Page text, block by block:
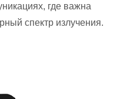
где важна
спектр излучения.